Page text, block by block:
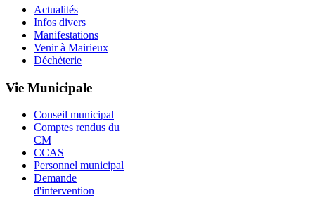
Actualités
Infos divers
Manifestations
Venir à Mairieux
Déchèterie
Vie Municipale
Conseil municipal
Comptes rendus du
CM
CCAS
Personnel municipal
Demande
d'intervention